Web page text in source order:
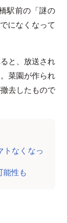
駅前の「謎の
になくなって
と、放送され
菜園が作られ
去したもので
トなくなっ
能性も